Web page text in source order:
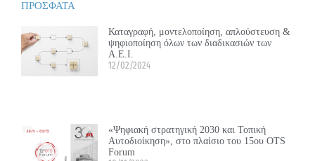
ΠΡΟΣΦΑΤΑ
Καταγραφή, μοντελοποίηση, απλούστευση &
ψηφιοποίηση όλων των διαδικασιών των
Α.Ε.Ι.
12/02/2024
«Ψηφιακή στρατηγική 2030 και Τοπική
Αυτοδιοίκηση», στο πλαίσιο του 15ου OTS
Forum